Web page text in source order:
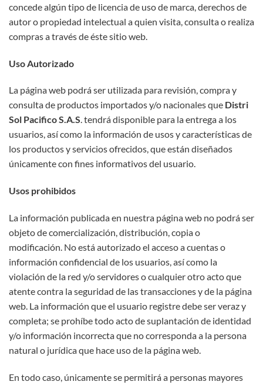
concede algún tipo de licencia de uso de marca, derechos de
autor o propiedad intelectual a quien visita, consulta o realiza
compras a través de éste sitio web.
Uso Autorizado
La página web podrá ser utilizada para revisión, compra y
consulta de productos importados y/o nacionales que Distri
Sol Pacifico S.A.S. tendrá disponible para la entrega a los
usuarios, así como la información de usos y características de
los productos y servicios ofrecidos, que están diseñados
únicamente con fines informativos del usuario.
Usos prohibidos
La información publicada en nuestra página web no podrá ser
objeto de comercialización, distribución, copia o
modificación. No está autorizado el acceso a cuentas o
información confidencial de los usuarios, así como la
violación de la red y/o servidores o cualquier otro acto que
atente contra la seguridad de las transacciones y de la página
web. La información que el usuario registre debe ser veraz y
completa; se prohíbe todo acto de suplantación de identidad
y/o información incorrecta que no corresponda a la persona
natural o jurídica que hace uso de la página web.
En todo caso, únicamente se permitirá a personas mayores